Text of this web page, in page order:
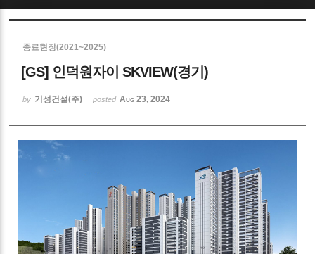
종료현장(2021~2025)
[GS] 인덕원자이 SKVIEW(경기)
by 기성건설(주) posted Aug 23, 2024
Sketchbook5, 스케치북5
Sketchbook5, 스케치북5